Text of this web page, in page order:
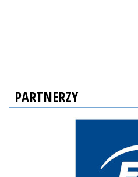
PARTNERZY